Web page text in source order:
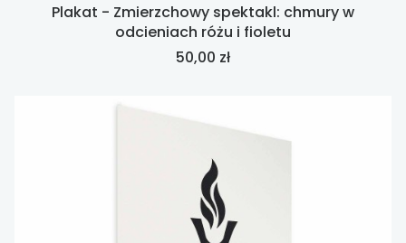
Plakat - Zmierzchowy spektakl: chmury w
odcieniach różu i fioletu
Cena
50,00 zł